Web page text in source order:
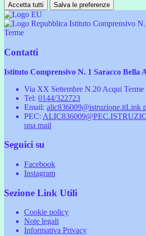
Accetta tutti Salva le preferenze
Istituto Comprensivo
Terme
Contatti
Istituto Comprensivo N. 1 Saracco Bella
Via XX Settembre N.20 Acqui Terme
Tel: 0144/322723
Email: alic836009@istruzione.itLink
PEC:
una mail
Seguici su
Facebook
Instagram
Sezione Link Utili
Cookie policy
Note legali
Informativa Privacy